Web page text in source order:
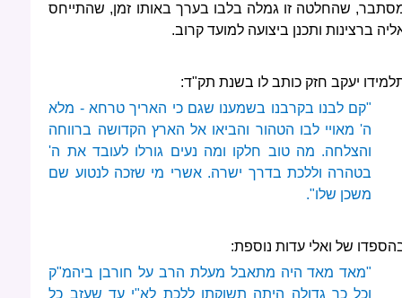
שהחלטה זו גמלה בלבו בערך באותו זמן, שהתייחס
ברצינות ותכנן ביצועה למועד קרוב.
יעקב חזק כותב לו בשנת תק"ד:
"קם לבנו בקרבנו בשמענו שגם כי האריך טרחא - מלא
ה' מאויי לבו הטהור והביאו אל הארץ הקדושה ברווחה
והצלחה. מה טוב חלקו ומה נעים גורלו לעובד את ה'
בטהרה וללכת בדרך ישרה. אשרי מי שזכה לנטוע שם
משכן שלו".
של ואלי עדות נוספת:
"מאד מאד היה מתאבל מעלת הרב על חורבן ביהמ"ק
וכל כך גדולה היתה תשוקתו ללכת לא"י עד שעזב כל